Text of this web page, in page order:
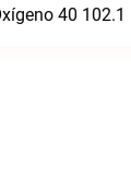
40 102.1